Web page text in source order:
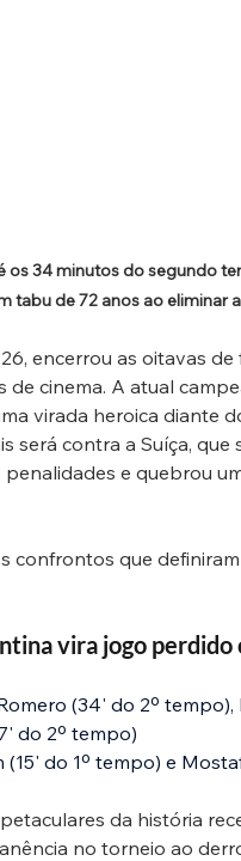
os 34 minutos do segundo
tabu de 72 anos ao eliminar
encerrou as oitavas
de cinema. A atual
virada heroica diante
será contra a Suíça, que
e quebrou
confrontos que
vira jogo perdido
(34' do 2º tempo),
do 2º tempo)
(15' do 1º tempo) e
da história
no torneio ao